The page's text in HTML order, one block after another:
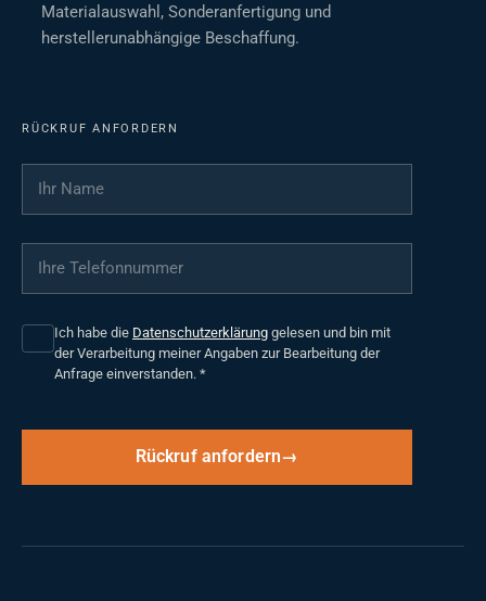
Materialauswahl, Sonderanfertigung und
herstellerunabhängige Beschaffung.
RÜCKRUF ANFORDERN
Ihr Name
Ihre Telefonnummer
Ich habe die Datenschutzerklärung gelesen und bin mit
der Verarbeitung meiner Angaben zur Bearbeitung der
Anfrage einverstanden. *
Rückruf anfordern